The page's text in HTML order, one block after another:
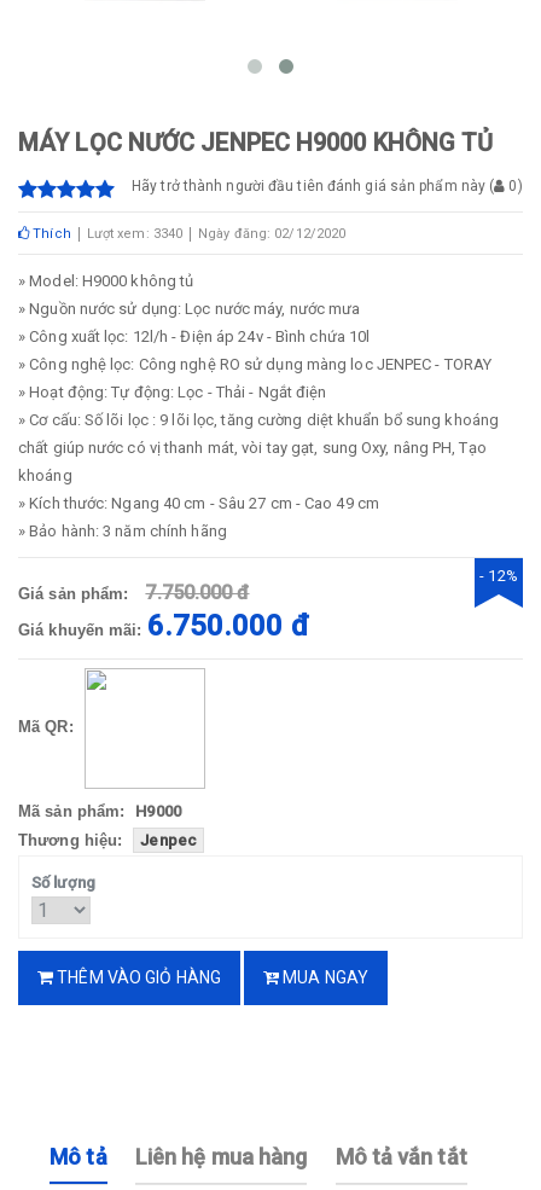
MÁY LỌC NƯỚC JENPEC H9000 KHÔNG TỦ
Hãy trở thành người đầu tiên đánh giá sản phẩm này ( 0)
Thích Lượt xem: 3340 Ngày đăng: 02/12/2020
» Model: H9000 không tủ
» Nguồn nước sử dụng: Lọc nước máy, nước mưa
» Công xuất lọc: 12l/h - Điện áp 24v - Bình chứa 10l
» Công nghệ lọc: Công nghệ RO sử dụng màng loc JENPEC - TORAY
» Hoạt động: Tự động: Lọc - Thải - Ngắt điện
» Cơ cấu: Số lõi lọc : 9 lõi lọc, tăng cường diệt khuẩn bổ sung khoáng
chất giúp nước có vị thanh mát, vòi tay gạt, sung Oxy, nâng PH, Tạo
khoáng
» Kích thước: Ngang 40 cm - Sâu 27 cm - Cao 49 cm
» Bảo hành: 3 năm chính hãng
Giá sản phẩm: 7.750.000 đ
Giá khuyến mãi: 6.750.000 đ
- 12%
Mã QR:
Mã sản phẩm:
H9000
Thương hiệu:
Jenpec
Số lượng
THÊM VÀO GIỎ HÀNG MUA NGAY
Mô tả Liên hệ mua hàng Mô tả vắn tắt